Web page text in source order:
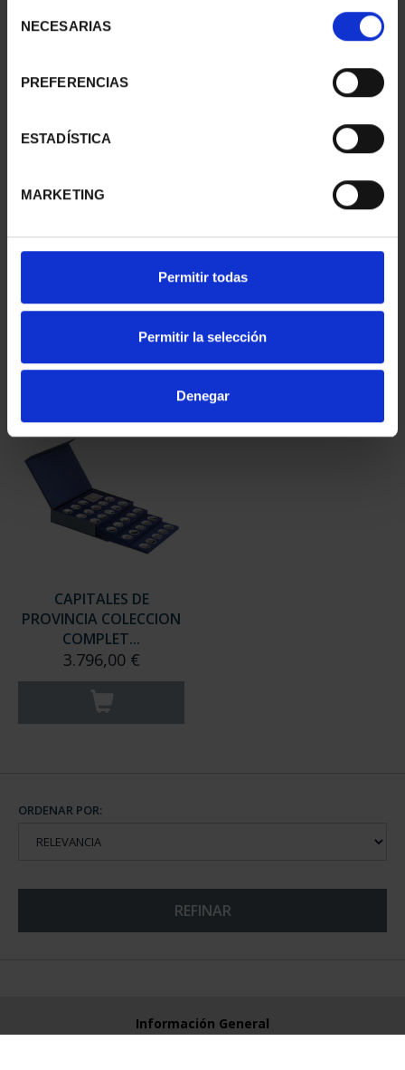
NECESARIAS
PREFERENCIAS
ESTADÍSTICA
MARKETING
Permitir todas
Permitir la selección
Denegar
Sólo para usuarios
registrados
Sólo para usuarios
registrados
PROVINCIA 3
registrados
PROVINCIA 4
registrados
CAPITALES DE
PROVINCIA COLECCION
COMPLET...
3.796,00 €
ORDENAR POR:
REFINAR
Información General